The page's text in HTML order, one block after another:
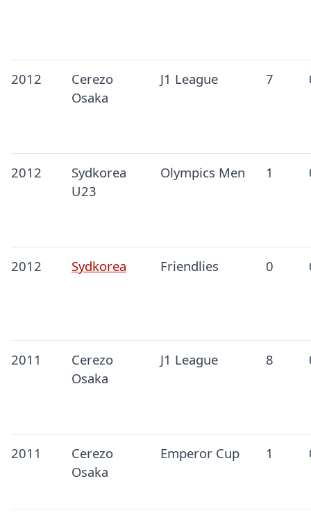
2012
Cerezo
Osaka
J1 League 7
2012
Sydkorea
U23
Olympics Men 1
2012 Sydkorea Friendlies 0
2011
Cerezo
Osaka
J1 League 8
2011
Cerezo
Osaka
Emperor Cup 1